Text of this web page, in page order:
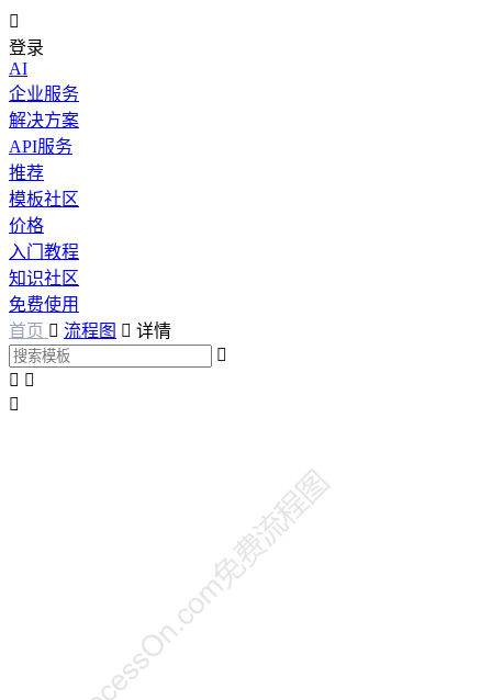

登录
AI
企业服务
解决方案
API服务
推荐
模板社区
价格
入门教程
知识社区
免费使用
首页  流程图  详情

 
